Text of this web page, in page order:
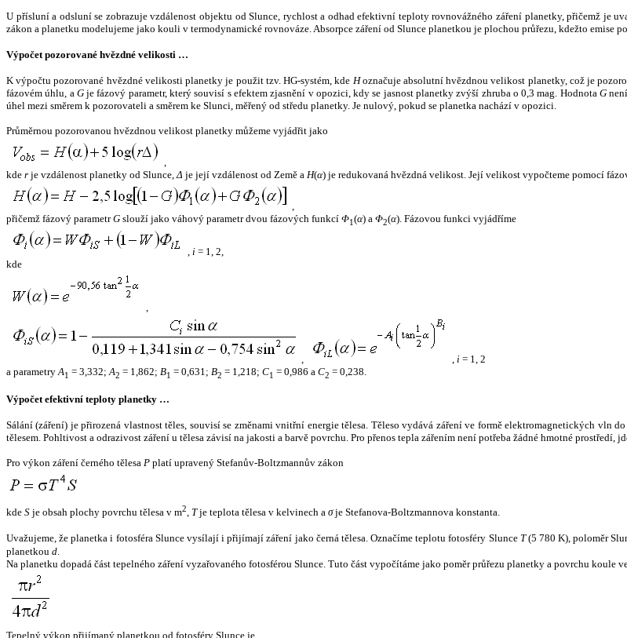
U přísluní a odsluní se zobrazuje vzdálenost objektu od Slunce, rychlost a odhad efektivní teploty rovnovážného záření planetky, přičemž je
zákon a planetku modelujeme jako kouli v termodynamické rovnováze. Absorpce záření od Slunce planetkou je plochou průřezu, kdežto emise
Výpočet pozorované hvězdné velikosti …
K výpočtu pozorované hvězdné velikosti planetky je použit tzv. HG-systém, kde Hoznačuje absolutní hvězdnou velikost planetky, což je
fázovém úhlu, a Gje fázový parametr, který souvisí s efektem zjasnění v opozici, kdy se jasnost planetky zvýší zhruba o 0,3 mag. HodnotaG
úhel mezi směrem k pozorovateli a směrem ke Slunci, měřený od středu planetky. Je nulový, pokud se planetka nachází v opozici.
Průměrnou pozorovanou hvězdnou velikost planetky můžeme vyjádřit jako
,
kde r je vzdálenost planetky od Slunce,Δ je její vzdálenost od Země a H(α) je redukovaná hvězdná velikost. Její velikost vypočteme pomocí
,
přičemž fázový parametrG slouží jako váhový parametr dvou fázových funkcí Φ1(α) a Φ2(α). Fázovou funkci vyjádříme
, i = 1, 2,
kde
,
, , i = 1, 2
a parametryA1 = 3,332;A2 = 1,862; B1 = 0,631; B2 = 1,218; C1 = 0,986 a C2 = 0,238.
Výpočet efektivní teploty planetky …
Sálání (záření) je přirozená vlastnost těles, souvisí se změnami vnitřní energie tělesa. Těleso vydává záření ve formě elektromagnetických vln
tělesem. Pohltivost a odrazivost záření u tělesa závisí na jakosti a barvě povrchu. Pro přenos tepla zářením není potřeba žádné hmotné prostředí,
Pro výkon záření černého tělesa P platí upravený Stefanův-Boltzmannův zákon
kde S je obsah plochy povrchu tělesa v m2, Tje teplota tělesa v kelvinech a σje Stefanova-Boltzmannova konstanta.
Uvažujeme, že planetka i fotosféra Slunce vysílají i přijímají záření jako černá tělesa. Označíme teplotu fotosféry Slunce T(5 780 K), poloměr
planetkou d.
Na planetku dopadá část tepelného záření vyzařovaného fotosférou Slunce. Tuto část vypočítáme jako poměr průřezu planetky a povrchu koule
Tepelný výkon přijímaný planetkou od fotosféry Slunce je